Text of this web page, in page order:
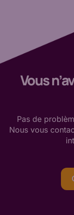
Vous
Pas de
Nous vous